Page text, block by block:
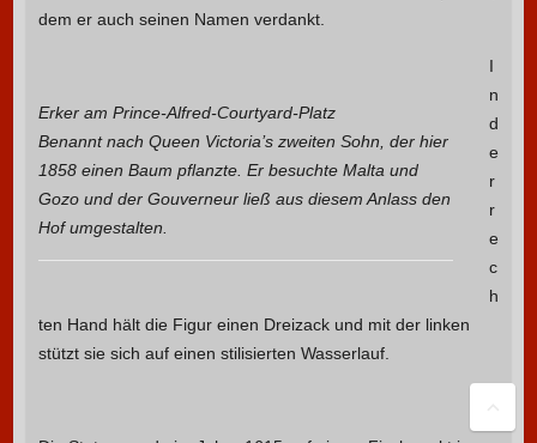
dem er auch seinen Namen verdankt.
Erker am Prince-Alfred-Courtyard-Platz
Benannt nach Queen Victoria’s zweiten Sohn, der hier
1858 einen Baum pflanzte. Er besuchte Malta und
Gozo und der Gouverneur ließ aus diesem Anlass den
Hof umgestalten.
I
n
d
e
r
r
e
c
h
ten Hand hält die Figur einen Dreizack und mit der linken
stützt sie sich auf einen stilisierten Wasserlauf.